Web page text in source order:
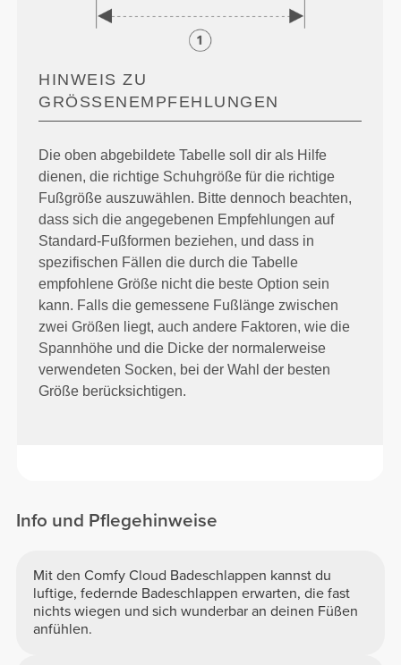
HINWEIS ZU
GRÖSSENEMPFEHLUNGEN
Die oben abgebildete Tabelle soll dir als Hilfe
dienen, die richtige Schuhgröße für die richtige
Fußgröße auszuwählen. Bitte dennoch beachten,
dass sich die angegebenen Empfehlungen auf
Standard-Fußformen beziehen, und dass in
spezifischen Fällen die durch die Tabelle
empfohlene Größe nicht die beste Option sein
kann. Falls die gemessene Fußlänge zwischen
zwei Größen liegt, auch andere Faktoren, wie die
Spannhöhe und die Dicke der normalerweise
verwendeten Socken, bei der Wahl der besten
Größe berücksichtigen.
Info und Pflegehinweise
Mit den Comfy Cloud Badeschlappen kannst du
luftige, federnde Badeschlappen erwarten, die fast
nichts wiegen und sich wunderbar an deinen Füßen
anfühlen.